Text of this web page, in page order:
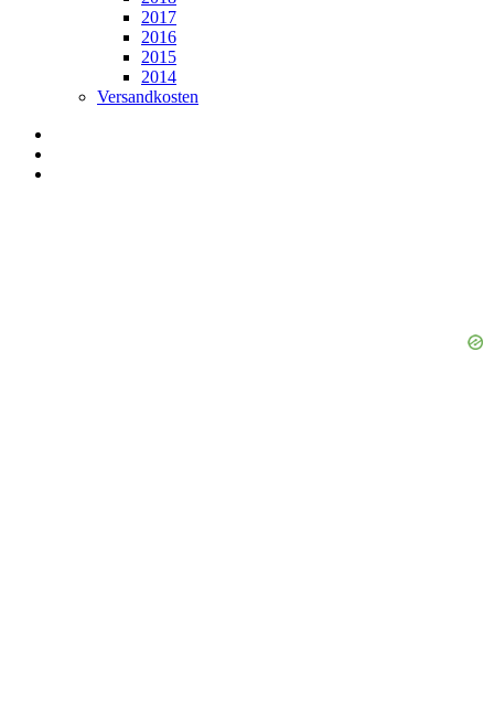
2017
2016
2015
2014
Versandkosten